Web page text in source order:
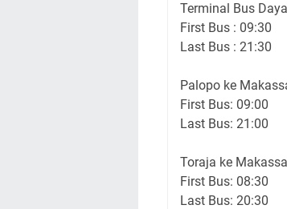
Terminal Bus
First Bus : 09:30
Last Bus : 21:30
Palopo ke
First Bus: 09:00
Last Bus: 21:00
Toraja ke
First Bus: 08:30
Last Bus: 20:30